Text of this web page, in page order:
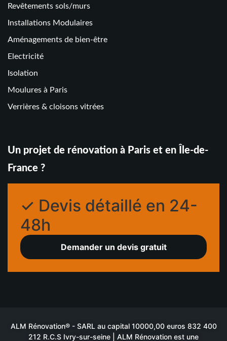
Revêtements sols/murs
Installations Modulaires
Aménagements de bien-être
Electricité
Isolation
Moulures à Paris
Verrières & cloisons vitrées
Un projet de rénovation à Paris et en Île-de-
France ?
✓ Devis détaillé en 24-
48h
Demander un devis gratuit
ALM Rénovation® - SARL au capital 10000,00 euros 832 400
212 R.C.S Ivry-sur-seine | ALM Rénovation est une